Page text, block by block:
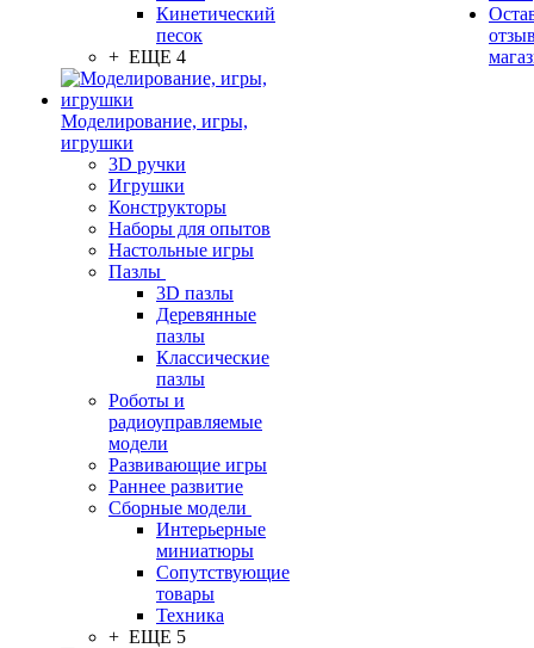
Кинетический
песок
+ ЕЩЕ 4
Моделирование, игры,
игрушки
3D ручки
Игрушки
Конструкторы
Наборы для опытов
Настольные игры
Пазлы
3D пазлы
Деревянные
пазлы
Классические
пазлы
Роботы и
радиоуправляемые
модели
Развивающие игры
Раннее развитие
Сборные модели
Интерьерные
миниатюры
Сопутствующие
товары
Техника
+ ЕЩЕ 5